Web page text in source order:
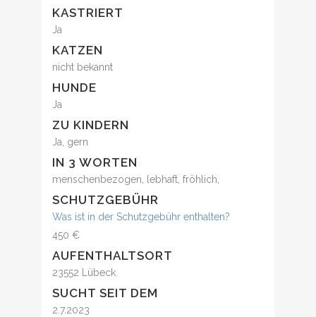
KASTRIERT
Ja
KATZEN
nicht bekannt
HUNDE
Ja
ZU KINDERN
Ja, gern
IN 3 WORTEN
menschenbezogen, lebhaft, fröhlich,
SCHUTZGEBÜHR
Was ist in der Schutzgebühr enthalten?
450 €
AUFENTHALTSORT
23552 Lübeck
SUCHT SEIT DEM
2.7.2023